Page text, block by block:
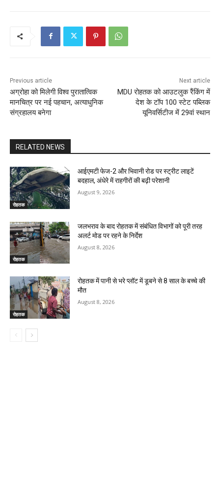
Previous article
अग्रोहा को मिलेगी विश्व पुरातात्विक
मानचित्र पर नई पहचान, अत्याधुनिक
संग्रहालय बनेगा
Next article
MDU रोहतक को आउटलुक रैंकिंग में
देश के टॉप 100 स्टेट पब्लिक
यूनिवर्सिटीज में 29वां स्थान
RELATED NEWS
रोहतक
आईएमटी फेज-2 और भिवानी रोड पर स्ट्रीट लाइटें
बदहाल, अंधेरे में राहगीरों की बढ़ी परेशानी
August 9, 2026
रोहतक
जलभराव के बाद रोहतक में संबंधित विभागों को पूरी तरह
अलर्ट मोड पर रहने के निर्देश
August 8, 2026
रोहतक
रोहतक में पानी से भरे प्लॉट में डूबने से 8 साल के बच्चे की
मौत
August 8, 2026